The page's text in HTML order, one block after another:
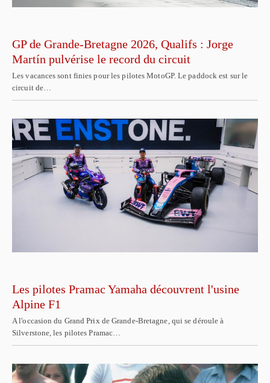
GP de Grande-Bretagne 2026, Qualifs : Jorge
Martín pulvérise le record du circuit
Les vacances sont finies pour les pilotes MotoGP. Le paddock est sur le
circuit de…
Les pilotes Pramac Yamaha découvrent l'usine
Alpine F1
A l'occasion du Grand Prix de Grande-Bretagne, qui se déroule à
Silverstone, les pilotes Pramac…